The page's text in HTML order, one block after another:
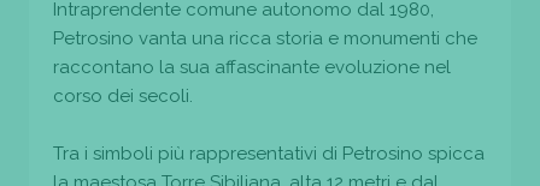
Intraprendente comune autonomo dal 1980,
Petrosino vanta una ricca storia e monumenti che
raccontano la sua affascinante evoluzione nel
corso dei secoli.
Tra i simboli più rappresentativi di Petrosino spicca